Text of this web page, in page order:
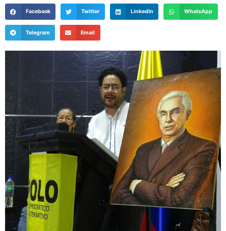
Facebook Twitter LinkedIn WhatsApp
Telegram Email